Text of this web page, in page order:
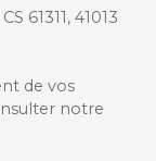
61311, 41013
de vos
notre